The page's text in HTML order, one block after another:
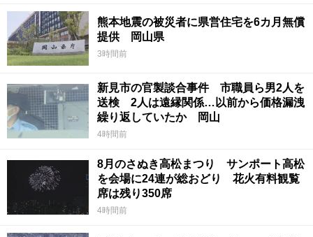
熊本地震の被災者に県営住宅を6カ月無償
提供 岡山県
3時間前
新見市の官製談合事件 市職員ら男2人を
送検 2人は遠縁関係…以前から価格漏洩
繰り返していたか 岡山
4時間前
8月のさぬき高松まつり サンポート高松
を会場に24連が総おどり 花火有料観覧
席は残り350席
4時間前